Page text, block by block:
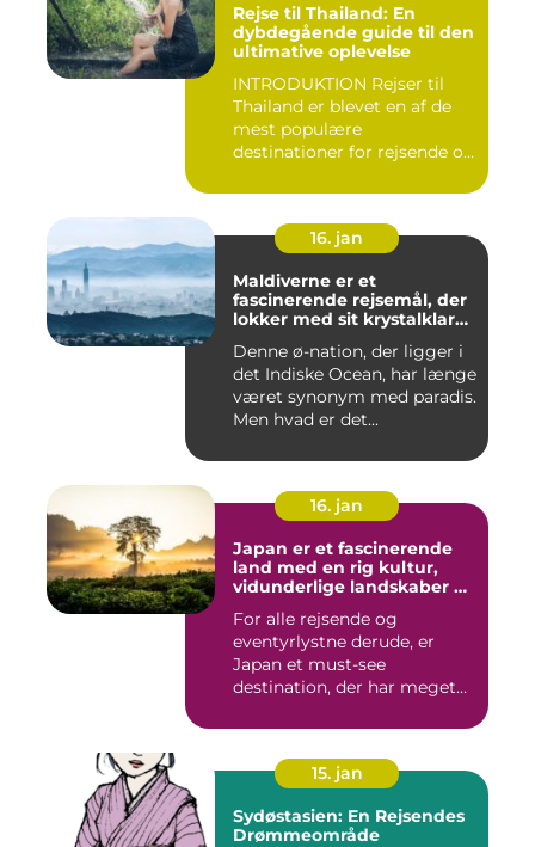
Rejse til Thailand: En
dybdegående guide til den
ultimative oplevelse
INTRODUKTION Rejser til
Thailand er blevet en af de
mest populære
destinationer for rejsende og
16. jan
Maldiverne er et
fascinerende rejsemål, der
lokker med sit krystalklare
sandstrande og luksuriøse
feriesteder
Denne ø-nation, der ligger i
det Indiske Ocean, har længe
været synonym med paradis.
Men hvad er det...
16. jan
Japan er et fascinerende
land med en rig kultur,
vidunderlige landskaber og
tradition og modernitet
For alle rejsende og
eventyrlystne derude, er
Japan et must-see
destination, der har meget
15. jan
Sydøstasien: En Rejsendes
Drømmeområde